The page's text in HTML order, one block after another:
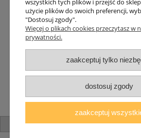
Dostawa
Czas wysyłki
Dostawa
Śledzenie przesyłki GLS
Śledzenie przesyłki DPD
Shipping abroad
Zarejestruj się /Zaloguj
Lampomat 2017 - 2026
pokaż pełną wersję
wszystkich tych plików i przejść do
użycie plików do swoich preferencji,
"Dostosuj zgody".
Więcej o plikach cookies przeczytasz w
prywatności.
zaakceptuj tylko
dostosuj zgody
zaakceptuj